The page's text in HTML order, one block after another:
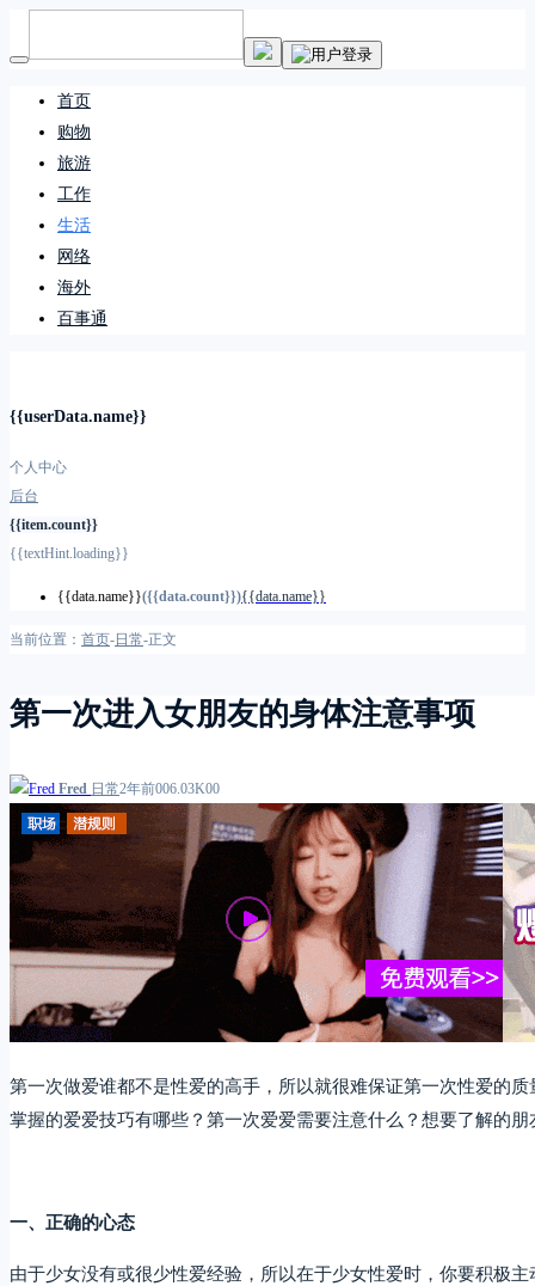
首页
购物
旅游
工作
生活
网络
海外
百事通
{{userData.name}}
个人中心
后台
{{item.count}}
{{textHint.loading}}
{{data.name}}({{data.count}}){{data.name}}
当前位置： 首页-日常-正文
第一次进入女朋友的身体注意事项
Fred 日常2年前006.03K00
第一次做爱谁都不是性爱的高手，所以就很难保证第一次性爱的
掌握的爱爱技巧有哪些？第一次爱爱需要注意什么？想要了解的
一、正确的心态
由于少女没有或很少性爱经验，所以在于少女性爱时，你要积极